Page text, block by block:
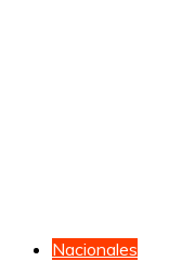
Nacionales